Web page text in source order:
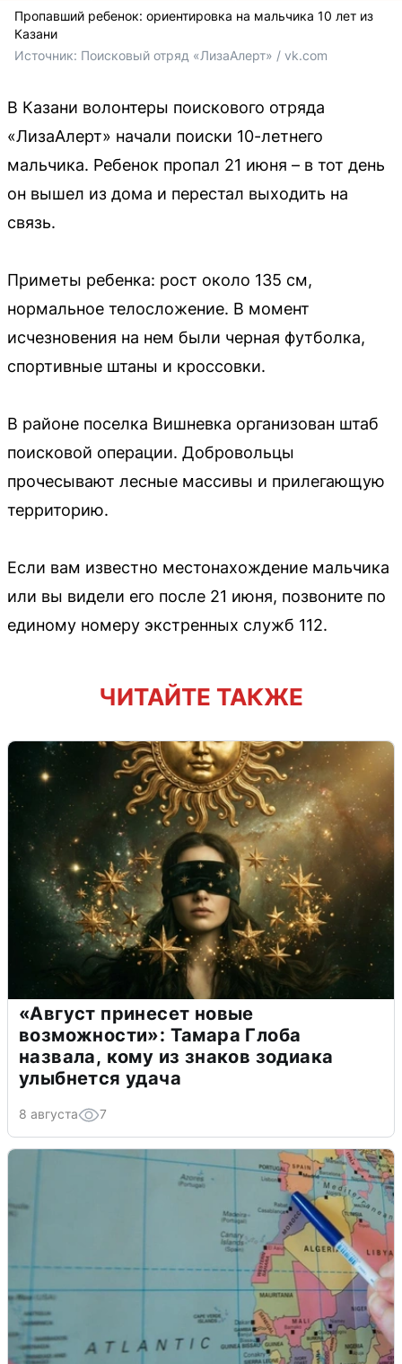
Пропавший ребенок: ориентировка на мальчика 10 лет из
Казани
Источник: Поисковый отряд «ЛизаАлерт» / vk.com
В Казани волонтеры поискового отряда
«ЛизаАлерт» начали поиски 10-летнего
мальчика. Ребенок пропал 21 июня – в тот день
он вышел из дома и перестал выходить на
связь.
Приметы ребенка: рост около 135 см,
нормальное телосложение. В момент
исчезновения на нем были черная футболка,
спортивные штаны и кроссовки.
В районе поселка Вишневка организован штаб
поисковой операции. Добровольцы
прочесывают лесные массивы и прилегающую
территорию.
Если вам известно местонахождение мальчика
или вы видели его после 21 июня, позвоните по
единому номеру экстренных служб 112.
ЧИТАЙТЕ ТАКЖЕ
«Август принесет новые
возможности»: Тамара Глоба
назвала, кому из знаков зодиака
улыбнется удача
8 августа 7